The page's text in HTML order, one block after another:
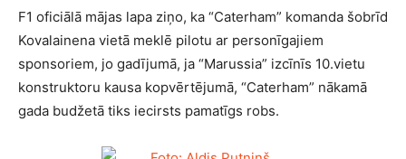
F1 oficiālā mājas lapa ziņo, ka “Caterham” komanda šobrīd
Kovalainena vietā meklē pilotu ar personīgajiem
sponsoriem, jo gadījumā, ja “Marussia” izcīnīs 10.vietu
konstruktoru kausa kopvērtējumā, “Caterham” nākamā
gada budžetā tiks iecirsts pamatīgs robs.